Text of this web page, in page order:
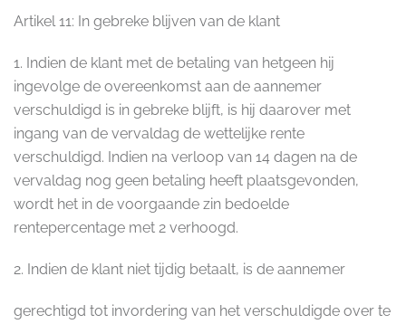
Artikel 11: In gebreke blijven van de klant
1. Indien de klant met de betaling van hetgeen hij
ingevolge de overeenkomst aan de aannemer
verschuldigd is in gebreke blijft, is hij daarover met
ingang van de vervaldag de wettelijke rente
verschuldigd. Indien na verloop van 14 dagen na de
vervaldag nog geen betaling heeft plaatsgevonden,
wordt het in de voorgaande zin bedoelde
rentepercentage met 2 verhoogd.
2. Indien de klant niet tijdig betaalt, is de aannemer
gerechtigd tot invordering van het verschuldigde over te